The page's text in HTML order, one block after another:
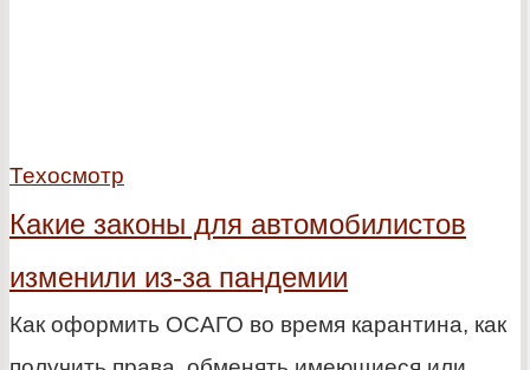
Техосмотр
Какие законы для автомобилистов
изменили из-за пандемии
Как оформить ОСАГО во время карантина, как